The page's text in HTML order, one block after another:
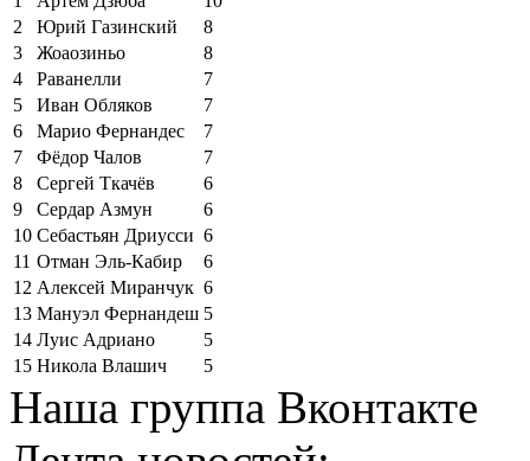
2
Юрий Газинский
8
3
Жоаозиньо
8
4
Раванелли
7
5
Иван Обляков
7
6
Марио Фернандес
7
7
Фёдор Чалов
7
8
Сергей Ткачёв
6
9
Сердар Азмун
6
10 Себастьян Дриусси 6
11 Отман Эль-Кабир
6
12 Алексей Миранчук 6
13 Мануэл Фернандеш 5
14 Луис Адриано
5
15 Никола Влашич 5
Наша группа Вконтакте